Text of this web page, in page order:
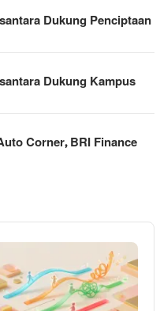
Dukung Penciptaan
Dukung Kampus
Corner, BRI Finance